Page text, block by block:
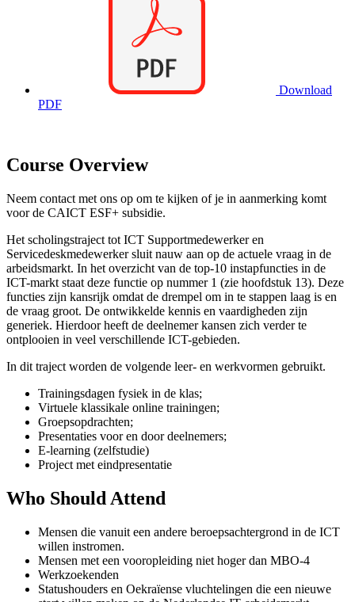
Download
PDF
Course Overview
Neem contact met ons op om te kijken of je in aanmerking komt
voor de CAICT ESF+ subsidie.
Het scholingstraject tot ICT Supportmedewerker en
Servicedeskmedewerker sluit nauw aan op de actuele vraag in de
arbeidsmarkt. In het overzicht van de top-10 instapfuncties in de
ICT-markt staat deze functie op nummer 1 (zie hoofdstuk 13). Deze
functies zijn kansrijk omdat de drempel om in te stappen laag is en
de vraag groot. De ontwikkelde kennis en vaardigheden zijn
generiek. Hierdoor heeft de deelnemer kansen zich verder te
ontplooien in veel verschillende ICT-gebieden.
In dit traject worden de volgende leer- en werkvormen gebruikt.
Trainingsdagen fysiek in de klas;
Virtuele klassikale online trainingen;
Groepsopdrachten;
Presentaties voor en door deelnemers;
E‑learning (zelfstudie)
Project met eindpresentatie
Who Should Attend
Mensen die vanuit een andere beroepsachtergrond in de ICT
willen instromen.
Mensen met een vooropleiding niet hoger dan MBO-4
Werkzoekenden
Statushouders en Oekraïense vluchtelingen die een nieuwe